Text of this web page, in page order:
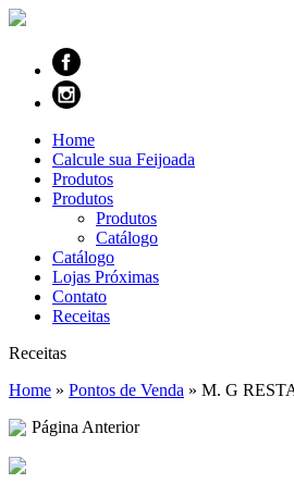
Home
Calcule sua Feijoada
Produtos
Produtos
Produtos
Catálogo
Catálogo
Lojas Próximas
Contato
Receitas
Receitas
Home » Pontos de Venda » M. G
Página Anterior